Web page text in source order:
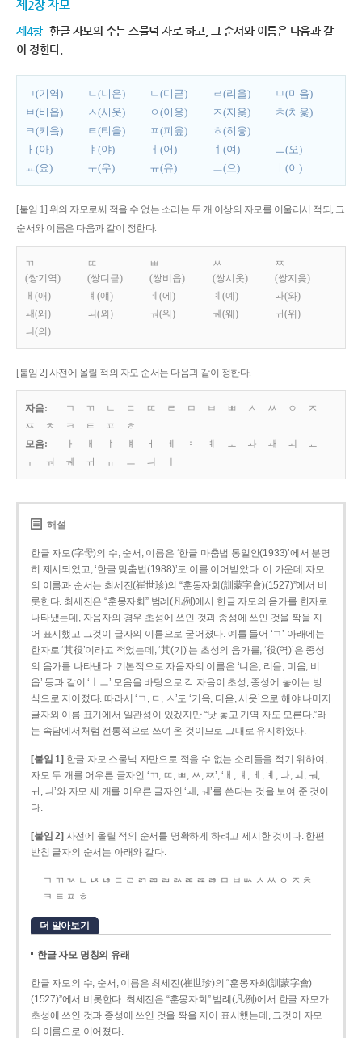
제2장 자모
제4항 한글 자모의 수는 스물넉 자로 하고, 그 순서와 이름은 다음과 같
이 정한다.
ㄱ(기역) ㄴ(니은) ㄷ(디귿) ㄹ(리을)
ㅁ(미음)
ㅂ(비읍)
ㅅ(시옷) ㅇ(이응) ㅈ(지읒)
ㅊ(치읓)
ㅋ(키읔)
ㅌ(티읕) ㅍ(피읖)
ㅎ(히읗)
ㅏ(아)
ㅑ(야) ㅓ(어) ㅕ(여)
ㅗ(오)
ㅛ(요)
ㅜ(우) ㅠ(유) ㅡ(으) ㅣ(이)
[붙임 1] 위의 자모로써 적을 수 없는 소리는 두 개 이상의 자모를 어울러서 적되, 그
순서와 이름은 다음과 같이 정한다.
ㄲ
(쌍기역)
ㄸ
(쌍디귿)
ㅃ
(쌍비읍)
ㅆ
(쌍시옷)
ㅉ
(쌍지읒)
ㅐ(애)
ㅒ(얘) ㅔ(에) ㅖ(예)
ㅘ(와)
ㅙ(왜)
ㅚ(외) ㅝ(워) ㅞ(웨)
ㅟ(위)
ㅢ(의)
[붙임 2] 사전에 올릴 적의 자모 순서는 다음과 같이 정한다.
자음: ㄱ ㄲ ㄴ ㄷ ㄸ ㄹ ㅁ ㅂ ㅃ ㅅ ㅆ ㅇ
ㅈ
ㅉ
ㅊ ㅋ ㅌ ㅍ
ㅎ
모음:
ㅏ ㅐ ㅑ ㅒ ㅓ ㅔ ㅕ ㅖ ㅗ ㅘ ㅙ ㅚ
ㅛ
ㅜ
ㅝ ㅞ ㅟ ㅠ ㅡ ㅢ
해설
한글 자모(字母)의 수, 순서, 이름은 ‘한글 마춤법 통일안(1933)’에서 분명
히 제시되었고, ‘한글 맞춤법(1988)’도 이를 이어받았다. 이 가운데 자모
의 이름과 순서는 최세진(崔世珍)의 “훈몽자회(訓蒙字會)(1527)”에서 비
롯한다. 최세진은 “훈몽자회” 범례(凡例)에서 한글 자모의 음가를 한자로
나타냈는데, 자음자의 경우 초성에 쓰인 것과 종성에 쓰인 것을 짝을 지
어 표시했고 그것이 글자의 이름으로 굳어졌다. 예를 들어 ‘ㄱ’ 아래에는
한자로 ‘其役’이라고 적었는데, ‘其(기)’는 초성의 음가를, ‘役(역)’은 종성
의 음가를 나타낸다. 기본적으로 자음자의 이름은 ‘니은, 리을, 미음, 비
읍’ 등과 같이 ‘ㅣㅡ’ 모음을 바탕으로 각 자음이 초성, 종성에 놓이는 방
식으로 지어졌다. 따라서 ‘ㄱ, ㄷ, ㅅ’도 ‘기윽, 디읃, 시읏’으로 해야 나머지
글자와 이름 표기에서 일관성이 있겠지만 “낫 놓고 기역 자도 모른다.”라
는 속담에서처럼 전통적으로 쓰여 온 것이므로 그대로 유지하였다.
[붙임 1] 한글 자모 스물넉 자만으로 적을 수 없는 소리들을 적기 위하여,
자모 두 개를 어우른 글자인 ‘ㄲ, ㄸ, ㅃ, ㅆ, ㅉ’, ‘ㅐ, ㅒ, ㅔ, ㅖ, ㅘ, ㅚ, ㅝ,
ㅟ, ㅢ’와 자모 세 개를 어우른 글자인 ‘ㅙ, ㅞ’를 쓴다는 것을 보여 준 것이
다.
[붙임 2] 사전에 올릴 적의 순서를 명확하게 하려고 제시한 것이다. 한편
받침 글자의 순서는 아래와 같다.
ㄱ ㄲ ㄳ ㄴ ㄵ ㄶ ㄷ ㄹ ㄺ ㄻ ㄼ ㄽ ㄾ ㄿ ㅀ ㅁ ㅂ ㅄ ㅅ ㅆ ㅇ ㅈ ㅊ
ㅋ ㅌ ㅍ ㅎ
더 알아보기
한글 자모 명칭의 유래
한글 자모의 수, 순서, 이름은 최세진(崔世珍)의 “훈몽자회(訓蒙字會)
(1527)”에서 비롯한다. 최세진은 “훈몽자회” 범례(凡例)에서 한글 자모가
초성에 쓰인 것과 종성에 쓰인 것을 짝을 지어 표시했는데, 그것이 자모
의 이름으로 이어졌다.